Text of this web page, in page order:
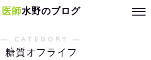
医師水野のブログ
― CATEGORY ―
糖質オフライフ